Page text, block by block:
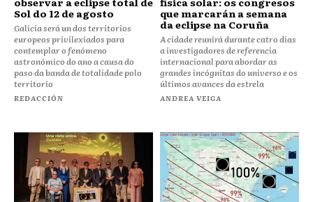
Sol do 12 de agosto
Galicia será un dos territorios
europeos privilexiados para
contemplar o fenómeno
astronómico do ano a causa do
paso da banda de totalidade polo
territorio
REDACCIÓN
que marcarán a semana
da eclipse na Coruña
A cidade reunirá durante catro días
a investigadores de referencia
internacional para abordar as
grandes incógnitas do universo e os
últimos avances da estrela
ANDREA VEIGA